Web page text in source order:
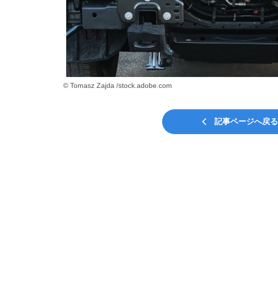
© Tomasz Zajda /stock.adobe.com
記事ページへ戻る